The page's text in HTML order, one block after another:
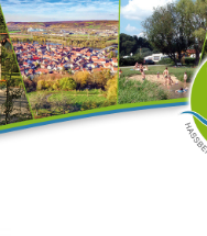
Skip
to
content
Skip
to
left
sidebar
Skip
to
footer